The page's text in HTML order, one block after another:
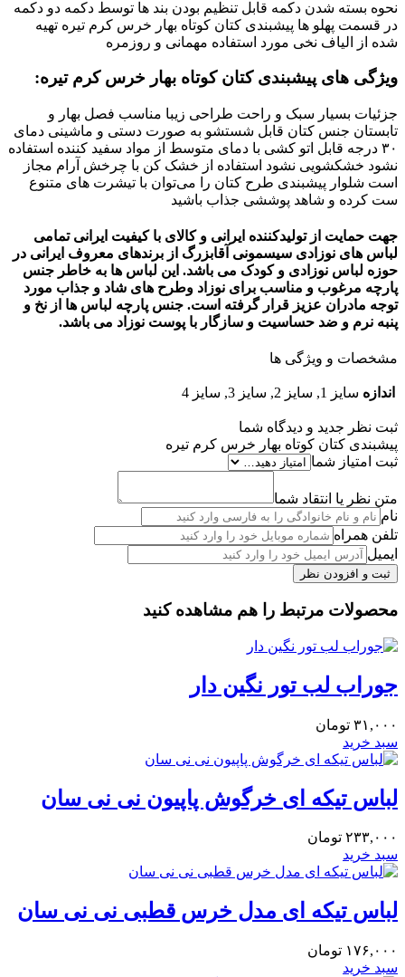
نحوه بسته شدن دکمه قابل تنظیم بودن بند ها توسط دکمه دو دکمه
در قسمت پهلو ها پیشبندی کتان کوتاه بهار خرس کرم تیره تهیه
شده از الیاف نخی مورد استفاده مهمانی و روزمره
ویژگی های پیشبندی کتان کوتاه بهار خرس کرم تیره:
جزئیات بسیار سبک و راحت طراحی زیبا مناسب فصل بهار و
تابستان جنس کتان قابل شستشو به صورت دستی و ماشینی دمای
۳۰ درجه قابل اتو کشی با دمای متوسط از مواد سفید کننده استفاده
نشود خشکشویی نشود استفاده از خشک کن با چرخش آرام مجاز
است شلوار پیشبندی طرح کتان را می‌توان با تیشرت های متنوع
ست کرده و شاهد پوششی جذاب باشید
جهت حمایت از تولیدکننده ایرانی و کالای با کیفیت ایرانی تمامی
لباس های نوزادی سیسمونی آقابزرگ از برندهای معروف ایرانی در
حوزه لباس نوزادی و کودک می باشد. این لباس ها به خاطر جنس
پارچه مرغوب و مناسب برای نوزاد وطرح های شاد و جذاب مورد
توجه مادران عزیز قرار گرفته است. جنس پارچه لباس ها از نخ و
پنبه نرم و ضد حساسیت و سازگار با پوست نوزاد می باشد.
مشخصات و ویژگی ها
اندازه سایز 1, سایز 2, سایز 3, سایز 4
ثبت نظر جدید و دیدگاه شما
پیشبندی کتان کوتاه بهار خرس کرم تیره
ثبت امتیاز شما
متن نظر یا انتقاد شما
نام
تلفن همراه
ایمیل
محصولات مرتبط را هم مشاهده کنید
جوراب لب تور نگین دار
۳۱,۰۰۰ تومان
سبد خرید
لباس تیکه ای خرگوش پاپیون نی نی سان
۲۳۳,۰۰۰ تومان
سبد خرید
لباس تیکه ای مدل خرس قطبی نی نی سان
۱۷۶,۰۰۰ تومان
سبد خرید